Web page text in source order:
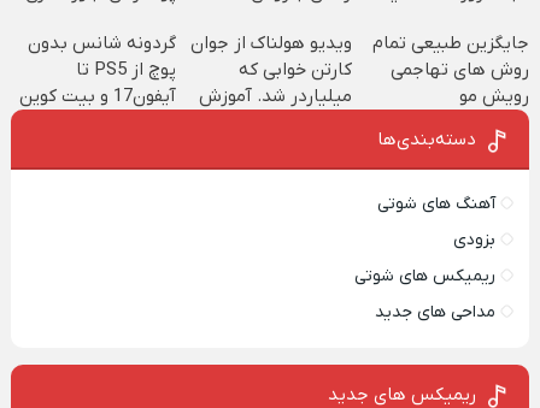
جایگزین طبیعی تمام
روش های تهاجمی
رویش مو
ویدیو هولناک از جوان
کارتن خوابی که
میلیاردر شد. آموزش
گردونه شانس بدون
پوچ از PS5 تا
آیفون17 و بیت کوین
دسته‌بندی‌ها
آهنگ های شوتی
بزودی
ریمیکس های شوتی
مداحی های جدید
ریمیکس‌ های جدید